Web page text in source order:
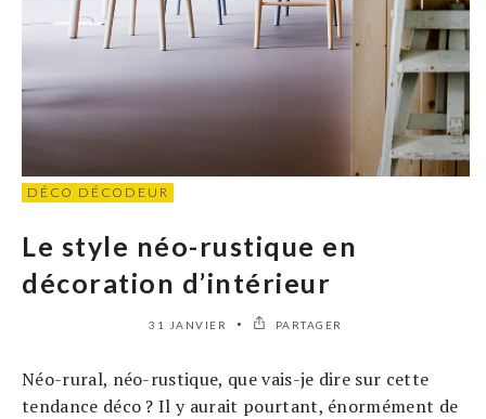
DÉCO DÉCODEUR
Le style néo-rustique en
décoration d’intérieur
31 JANVIER PARTAGER
Néo-rural, néo-rustique, que vais-je dire sur cette
tendance déco ? Il y aurait pourtant, énormément de